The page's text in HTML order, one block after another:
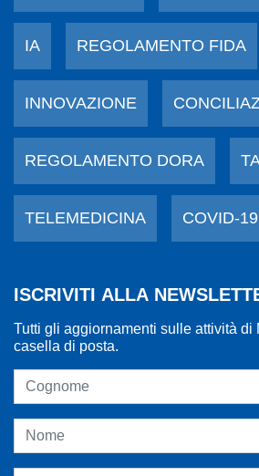
IA REGOLAMENTO FIDA
INNOVAZIONE
REGOLAMENTO DORA
TELEMEDICINA COVID-19
ISCRIVITI ALLA
Tutti gli aggiornamenti sulle attività di
casella di posta.